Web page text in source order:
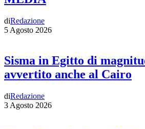
diRedazione
5 Agosto 2026
Sisma in Egitto di
avvertito anche al Cairo
diRedazione
3 Agosto 2026